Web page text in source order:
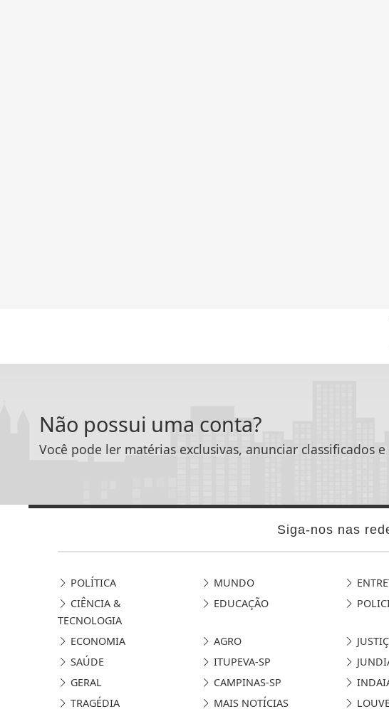
Não possui uma conta?
Você pode ler matérias exclusivas, anunciar classificados
Siga-nos nas
POLÍTICA MUNDO
CIÊNCIA &
TECNOLOGIA
EDUCAÇÃO
ECONOMIA AGRO
SAÚDE
ITUPEVA-SP
GERAL
CAMPINAS-SP
TRAGÉDIA
MAIS NOTÍCIAS